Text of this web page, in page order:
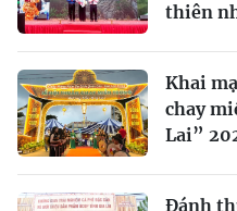
thiên
Khai
chay
Lai”
Đánh